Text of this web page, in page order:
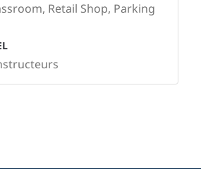
Retail Shop, Parking